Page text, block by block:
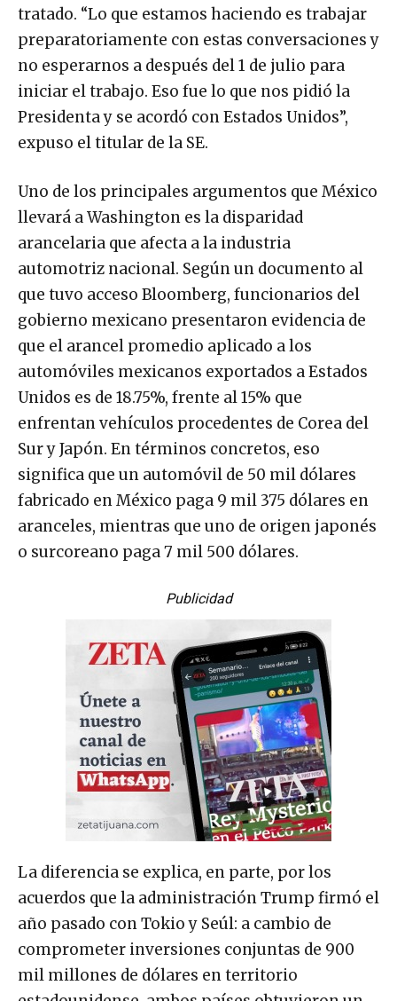
tratado. “Lo que estamos haciendo es trabajar
preparatoriamente con estas conversaciones y
no esperarnos a después del 1 de julio para
iniciar el trabajo. Eso fue lo que nos pidió la
Presidenta y se acordó con Estados Unidos”,
expuso el titular de la SE.
Uno de los principales argumentos que México
llevará a Washington es la disparidad
arancelaria que afecta a la industria
automotriz nacional. Según un documento al
que tuvo acceso Bloomberg, funcionarios del
gobierno mexicano presentaron evidencia de
que el arancel promedio aplicado a los
automóviles mexicanos exportados a Estados
Unidos es de 18.75%, frente al 15% que
enfrentan vehículos procedentes de Corea del
Sur y Japón. En términos concretos, eso
significa que un automóvil de 50 mil dólares
fabricado en México paga 9 mil 375 dólares en
aranceles, mientras que uno de origen japonés
o surcoreano paga 7 mil 500 dólares.
Publicidad
La diferencia se explica, en parte, por los
acuerdos que la administración Trump firmó el
año pasado con Tokio y Seúl: a cambio de
comprometer inversiones conjuntas de 900
mil millones de dólares en territorio